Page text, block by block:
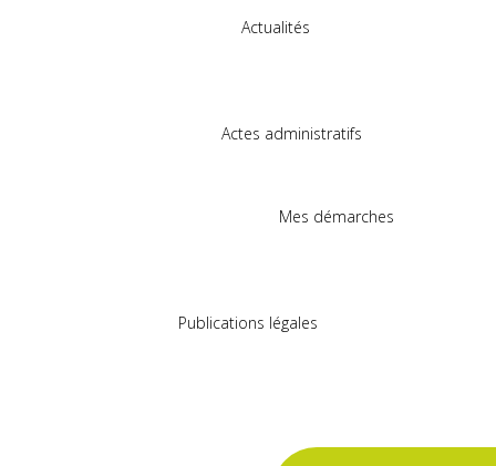
Actualités
Actes administratifs
Mes démarches
Publications légales